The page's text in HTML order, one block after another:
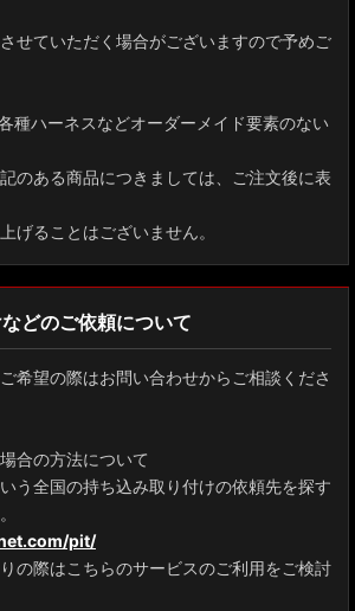
TAHA40W ヴェルファイア
AGH40W アルファード
35 ヴェルファイア
35 アルファード
MZRA95W ノア/ヴォクシー
シエンタ
ー
せていただく場合がございますので予めご
種ハーネスなどオーダーメイド要素のない
記のある商品につきましては、ご注文後に表
げることはございません。
どのご依頼について
希望の際はお問い合わせからご相談くださ
合の方法について
う全国の持ち込み取り付けの依頼先を探す
pit/
の際はこちらのサービスのご利用をご検討